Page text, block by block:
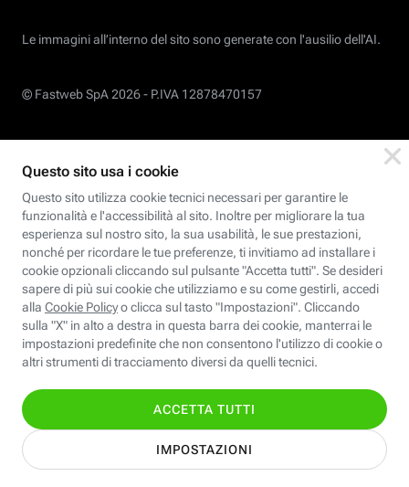
Le immagini all’interno del sito sono generate con l'ausilio dell'AI.
© Fastweb SpA 2026 - P.IVA 12878470157